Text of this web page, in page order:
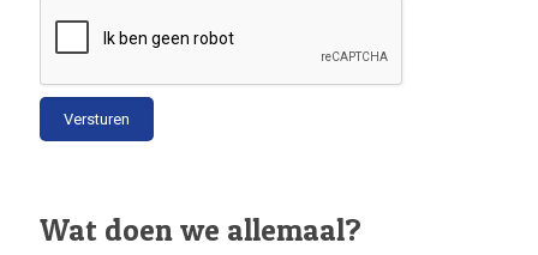
Wat doen we allemaal?